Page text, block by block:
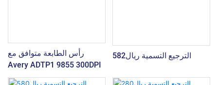
رأس الطابعة متوافق مع
Avery ADTP1 9855 300DPI
الترجيع التسمية ريال582